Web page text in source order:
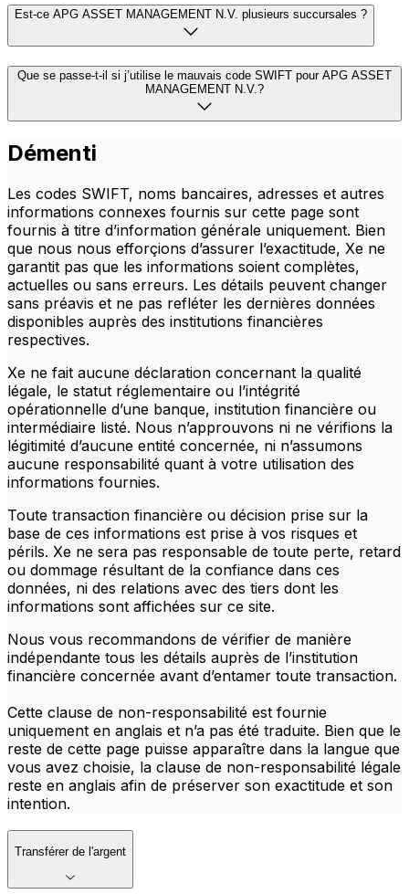
Est-ce APG ASSET MANAGEMENT N.V. plusieurs succursales ?
Que se passe-t-il si j’utilise le mauvais code SWIFT pour APG ASSET
MANAGEMENT N.V.?
Démenti
Les codes SWIFT, noms bancaires, adresses et autres
informations connexes fournis sur cette page sont
fournis à titre d’information générale uniquement. Bien
que nous nous efforçions d’assurer l’exactitude, Xe ne
garantit pas que les informations soient complètes,
actuelles ou sans erreurs. Les détails peuvent changer
sans préavis et ne pas refléter les dernières données
disponibles auprès des institutions financières
respectives.
Xe ne fait aucune déclaration concernant la qualité
légale, le statut réglementaire ou l’intégrité
opérationnelle d’une banque, institution financière ou
intermédiaire listé. Nous n’approuvons ni ne vérifions la
légitimité d’aucune entité concernée, ni n’assumons
aucune responsabilité quant à votre utilisation des
informations fournies.
Toute transaction financière ou décision prise sur la
base de ces informations est prise à vos risques et
périls. Xe ne sera pas responsable de toute perte, retard
ou dommage résultant de la confiance dans ces
données, ni des relations avec des tiers dont les
informations sont affichées sur ce site.
Nous vous recommandons de vérifier de manière
indépendante tous les détails auprès de l’institution
financière concernée avant d’entamer toute transaction.
Cette clause de non-responsabilité est fournie
uniquement en anglais et n’a pas été traduite. Bien que le
reste de cette page puisse apparaître dans la langue que
vous avez choisie, la clause de non-responsabilité légale
reste en anglais afin de préserver son exactitude et son
intention.
Transférer de l'argent